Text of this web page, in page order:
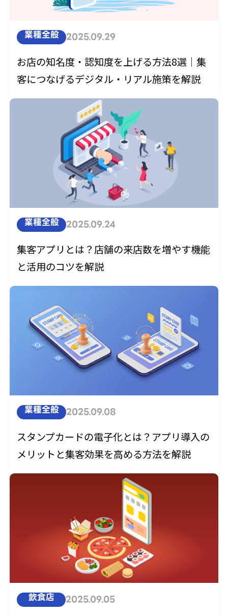
業種全般 2025.09.29
お店の知名度・認知度を上げる方法8選｜集
客につなげるデジタル・リアル施策を解説
業種全般 2025.09.24
集客アプリとは？店舗の来店数を増やす機能
と活用のコツを解説
業種全般 2025.09.08
スタンプカードの電子化とは？アプリ導入の
メリットと集客効果を高める方法を解説
飲食店 2025.09.05